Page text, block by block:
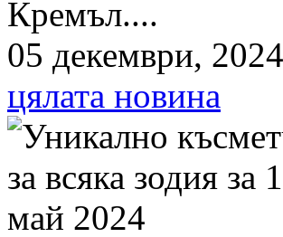
Кремъл....
05 декември, 2024
цялата новина